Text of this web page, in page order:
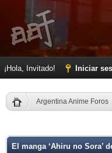
¡Hola, Invitado! Iniciar
Argentina Anime Foros
El manga ‘Ahiru no Sora’